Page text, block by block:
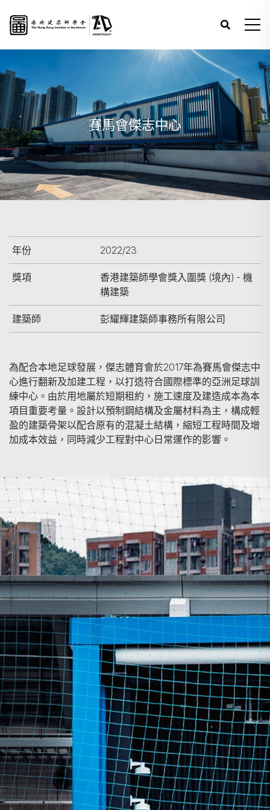
賽馬會傑志中心
年份 2022/23
獎項
香港建築師學會獎入圍獎 (境內) - 機
構建築
建築師 彭耀輝建築師事務所有限公司
為配合本地足球發展，傑志體育會於2017年為賽馬會傑志中
心進行翻新及加建工程，以打造符合國際標準的亞洲足球訓
練中心。由於用地屬於短期租約，施工速度及建造成本為本
項目重要考量。設計以預制鋼結構及金屬材料為主，構成輕
盈的建築骨架以配合原有的混凝土結構，縮短工程時間及增
加成本效益，同時減少工程對中心日常運作的影響。